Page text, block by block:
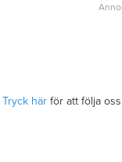
Tryck här för att följa